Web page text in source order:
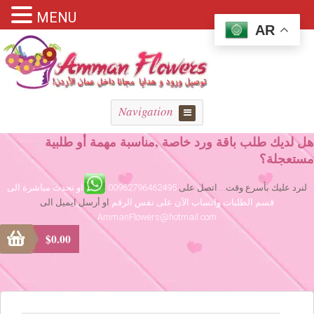
Navigation
هل لديك طلب باقة ورد خاصة ,مناسبة مهمة أو طلبية
مستعجلة؟
لنرد عليك بأسرع وقت... اتصل على 00962796462495
او تحدث مباشرة الى
قسم الطلبات واتساب الآن على نفس الرقم او أرسل ايميل الى
AmmanFlowers@hotmail.com
$0.00
AR
MENU